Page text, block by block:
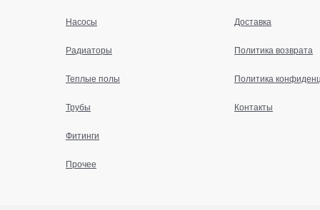
Насосы
Радиаторы
Теплые полы
Трубы
Фитинги
Прочее
Доставка
Политика возврата
Политика
Контакты